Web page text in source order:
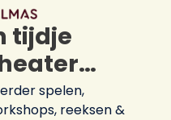
tijdje
spelen,
reeksen &